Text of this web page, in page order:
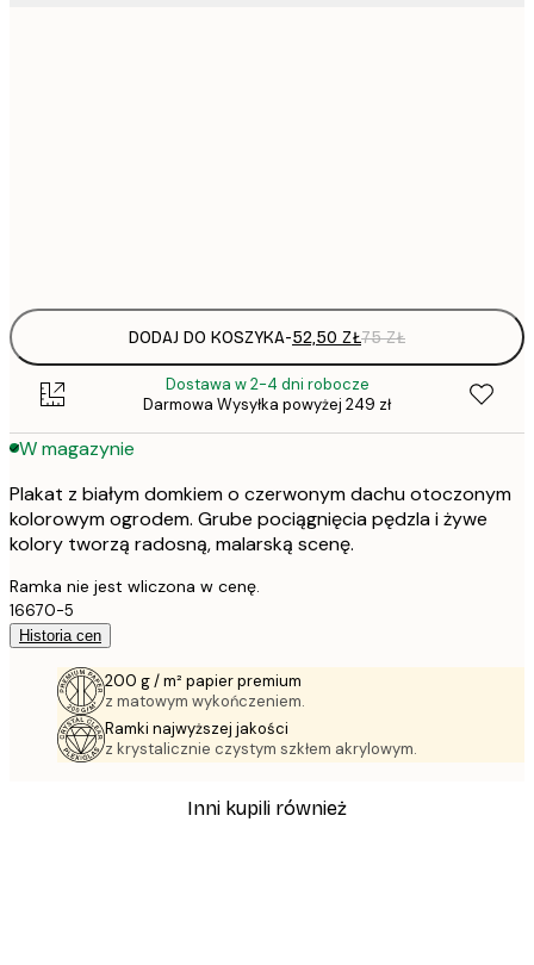
DODAJ DO KOSZYKA-52,50 ZŁ75 ZŁ
Dostawa w 2-4 dni robocze
Darmowa Wysyłka powyżej 249 zł
W magazynie
Plakat z białym domkiem o czerwonym dachu otoczonym
kolorowym ogrodem. Grube pociągnięcia pędzla i żywe
kolory tworzą radosną, malarską scenę.
Ramka nie jest wliczona w cenę.
16670-5
Historia cen
200 g / m² papier premium
z matowym wykończeniem.
Ramki najwyższej jakości
z krystalicznie czystym szkłem akrylowym.
Inni kupili również